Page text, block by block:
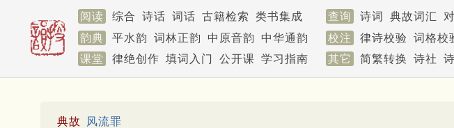
阅读 综合 诗话 词话 古籍检索 类书集成 查询 诗词 典故词汇
韵典
平水韵 词林正韵 中原音韵 中华通韵 校注 律诗校验 词格校
课堂
律绝创作 填词入门 公开课 学习指南 其它 简繁转换 诗社
典故 风流罪